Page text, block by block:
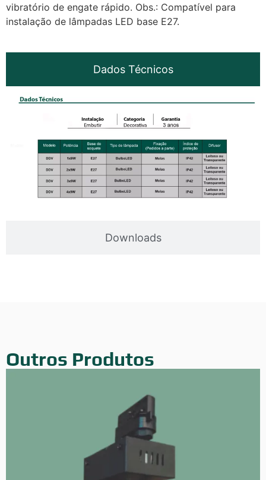
vibratório de engate rápido. Obs.: Compatível para
instalação de lâmpadas LED base E27.
Dados Técnicos
Downloads
Outros Produtos